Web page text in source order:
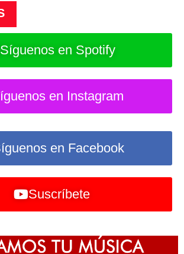
Síguenos en Spotify
en Instagram
en Facebook
Suscríbete